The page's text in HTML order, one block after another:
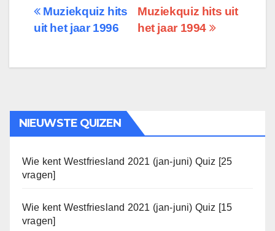
BerichtnavigatieMuziekquiz hits uit
het jaar 1994
Muziekquiz hits
uit het jaar 1996
NIEUWSTE QUIZEN
Wie kent Westfriesland 2021 (jan-juni) Quiz [25
vragen]
Wie kent Westfriesland 2021 (jan-juni) Quiz [15
vragen]